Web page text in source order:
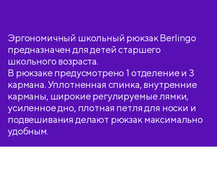
Эргономичный школьный рюкзак Berlingo
предназначен для детей старшего
школьного возраста.
В рюкзаке предусмотрено 1 отделение и 3
кармана. Уплотненная спинка, внутренние
карманы, широкие регулируемые лямки,
усиленное дно, плотная петля для носки и
подвешивания делают рюкзак максимально
удобным.